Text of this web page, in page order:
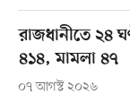
রাজধানীতে ২৪
৪১৪, মামলা ৪৭
০৭ আগস্ট ২০২৬